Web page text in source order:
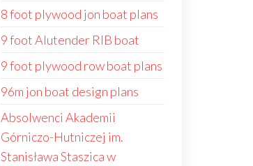
8 foot plywood jon boat plans
9 foot Alutender RIB boat
9 foot plywood row boat plans
96m jon boat design plans
Absolwenci Akademii
Górniczo-Hutniczej im.
Stanisława Staszica w